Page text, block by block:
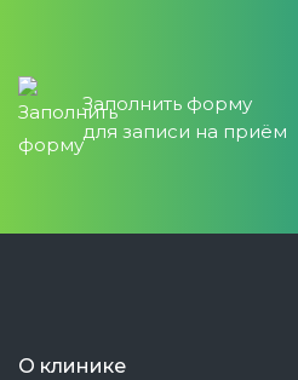
Заполнить форму
для записи на приём
О клинике